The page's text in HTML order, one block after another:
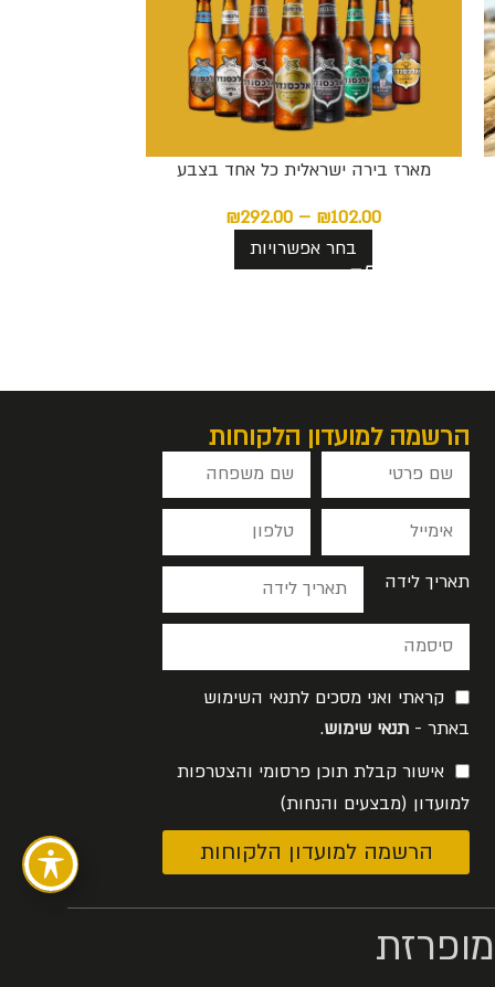
מארז בירה ישראלית כל אחד בצבע
₪102.00
–
₪292.00
בחר אפשרויות
הרשמה למועדון הלקוחות
תאריך לידה
קראתי ואני מסכים לתנאי השימוש
באתר - תנאי שימוש.
אישור קבלת תוכן פרסומי והצטרפות
למועדון (מבצעים והנחות)
הרשמה למועדון הלקוחות